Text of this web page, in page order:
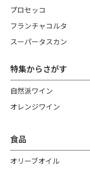
プロセッコ
フランチャコルタ
スーパータスカン
特集からさがす
自然派ワイン
オレンジワイン
食品
オリーブオイル